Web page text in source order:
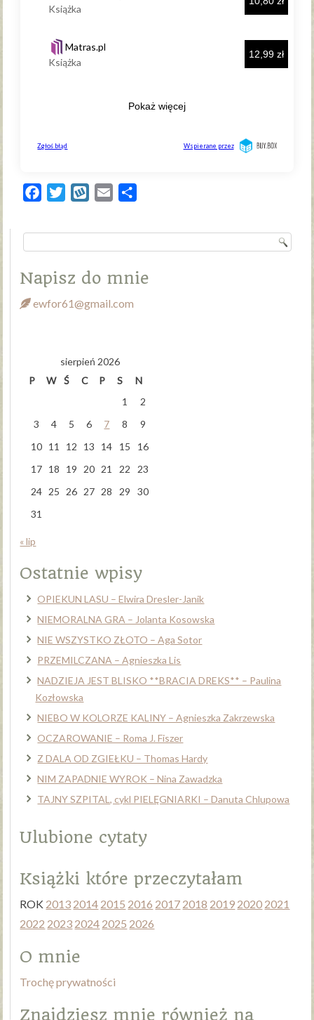
FacebookTwitterWykopEmail
Napisz do mnie
ewfor61@gmail.com
sierpień 2026
P
W Ś C P S
N
1
2
3
4 5 6 7 8
9
10 11 12 13 14 15
16
17 18 19 20 21 22
23
24 25 26 27 28 29
30
31
« lip
Ostatnie wpisy
OPIEKUN LASU – Elwira Dresler-Janik
NIEMORALNA GRA – Jolanta Kosowska
NIE WSZYSTKO ZŁOTO – Aga Sotor
PRZEMILCZANA – Agnieszka Lis
NADZIEJA JEST BLISKO **BRACIA DREKS** – Paulina
Kozłowska
NIEBO W KOLORZE KALINY – Agnieszka Zakrzewska
OCZAROWANIE – Roma J. Fiszer
Z DALA OD ZGIEŁKU – Thomas Hardy
NIM ZAPADNIE WYROK – Nina Zawadzka
TAJNY SZPITAL, cykl PIELĘGNIARKI – Danuta Chlupowa
Ulubione cytaty
Książki które przeczytałam
ROK 2013 2014 2015 2016 2017 2018 2019 2020 2021
2022 2023 2024 2025 2026
O mnie
Trochę prywatności
Znajdziesz mnie również na